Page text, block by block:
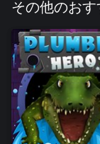
その他のおす